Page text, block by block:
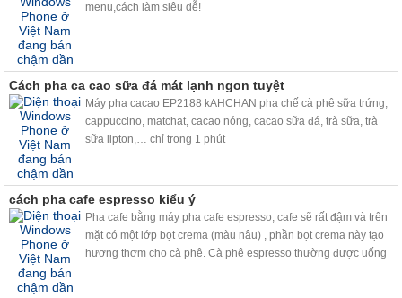
menu,cách làm siêu dễ!
Cách pha ca cao sữa đá mát lạnh ngon tuyệt
Máy pha cacao EP2188 kAHCHAN pha chế cà phê sữa trứng,
cappuccino, matchat, cacao nóng, cacao sữa đá, trà sữa, trà
sữa lipton,… chỉ trong 1 phút
cách pha cafe espresso kiểu ý
Pha cafe bằng máy pha cafe espresso, cafe sẽ rất đậm và trên
mặt có một lớp bọt crema (màu nâu) , phần bọt crema này tạo
hương thơm cho cà phê. Cà phê espresso thường được uống